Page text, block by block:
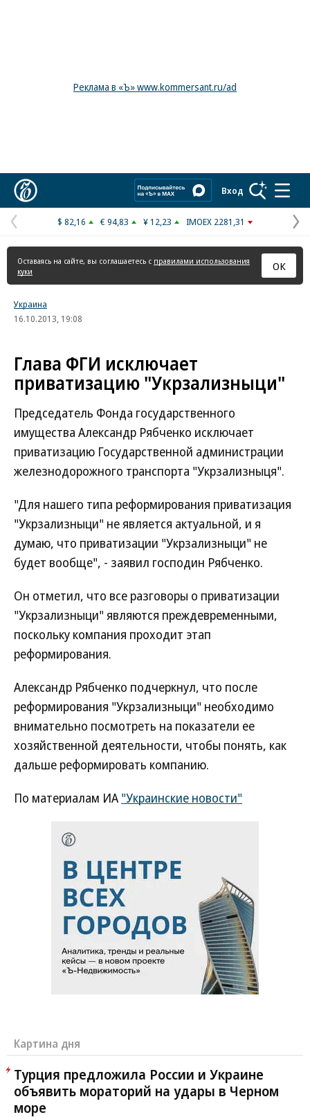
Реклама в «Ъ» www.kommersant.ru/ad
Вход
Предыдущая
страница
$ 82,16 € 94,83 ¥ 12,23 IMOEX 2281,31
Оставаясь на сайте, вы соглашаетесь с правилами использования
куки
ОК
Украина
16.10.2013, 19:08
Глава ФГИ исключает
приватизацию "Укрзализныци"
Председатель Фонда государственного
имущества Александр Рябченко исключает
приватизацию Государственной администрации
железнодорожного транспорта "Укрзализныця".
"Для нашего типа реформирования приватизация
"Укрзализныци" не является актуальной, и я
думаю, что приватизации "Укрзализныци" не
будет вообще", - заявил господин Рябченко.
Он отметил, что все разговоры о приватизации
"Укрзализныци" являются преждевременными,
поскольку компания проходит этап
реформирования.
Александр Рябченко подчеркнул, что после
реформирования "Укрзализныци" необходимо
внимательно посмотреть на показатели ее
хозяйственной деятельности, чтобы понять, как
дальше реформировать компанию.
По материалам ИА "Украинские новости"
Картина дня
Турция предложила России и Украине
объявить мораторий на удары в Черном
море